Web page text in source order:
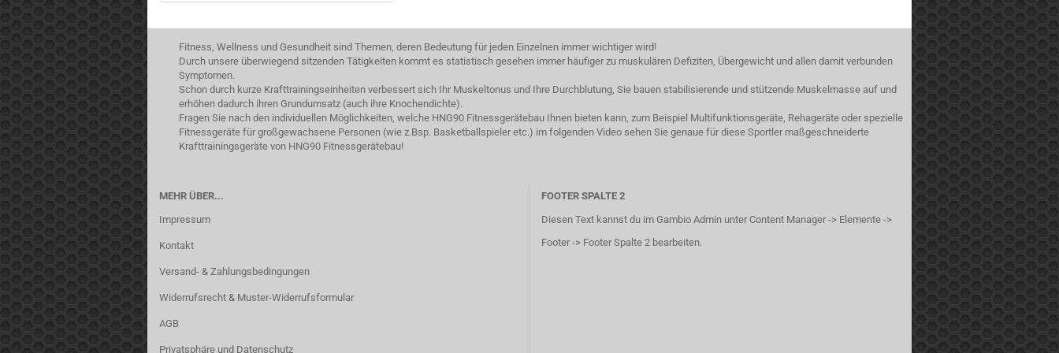
Fitness, Wellness und Gesundheit sind Themen, deren Bedeutung für jeden Einzelnen immer wichtiger wird!
Durch unsere überwiegend sitzenden Tätigkeiten kommt es statistisch gesehen immer häufiger zu muskulären Defiziten, Übergewicht und allen damit verbunden
Symptomen.
Schon durch kurze Krafttrainingseinheiten verbessert sich Ihr Muskeltonus und Ihre Durchblutung, Sie bauen stabilisierende und stützende Muskelmasse auf und
erhöhen dadurch ihren Grundumsatz (auch ihre Knochendichte).
Fragen Sie nach den individuellen Möglichkeiten, welche HNG90 Fitnessgerätebau Ihnen bieten kann, zum Beispiel Multifunktionsgeräte, Rehageräte oder spezielle
Fitnessgeräte für großgewachsene Personen (wie z.Bsp. Basketballspieler etc.) im folgenden Video sehen Sie genaue für diese Sportler maßgeschneiderte
Krafttrainingsgeräte von HNG90 Fitnessgerätebau!
MEHR ÜBER...
Impressum
Kontakt
Versand- & Zahlungsbedingungen
Widerrufsrecht & Muster-Widerrufsformular
AGB
Privatsphäre und Datenschutz
FOOTER SPALTE 2
Diesen Text kannst du im Gambio Admin unter Content Manager -> Elemente ->
Footer -> Footer Spalte 2 bearbeiten.